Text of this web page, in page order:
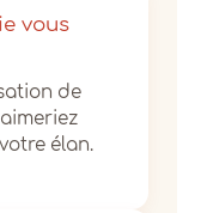
vous
de
élan.